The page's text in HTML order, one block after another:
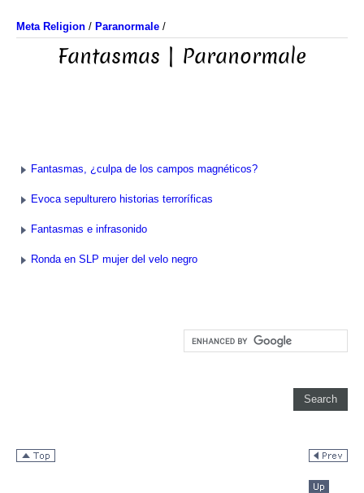
Meta Religion / Paranormale /
Fantasmas | Paranormale
Fantasmas, ¿culpa de los campos magnéticos?
Evoca sepulturero historias terroríficas
Fantasmas e infrasonido
Ronda en SLP mujer del velo negro